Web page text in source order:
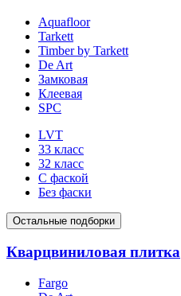
Aquafloor
Tarkett
Timber by Tarkett
De Art
Замковая
Клеевая
SPC
LVT
33 класс
32 класс
С фаской
Без фаски
Остальные подборки
Кварцвиниловая плитка
Fargo